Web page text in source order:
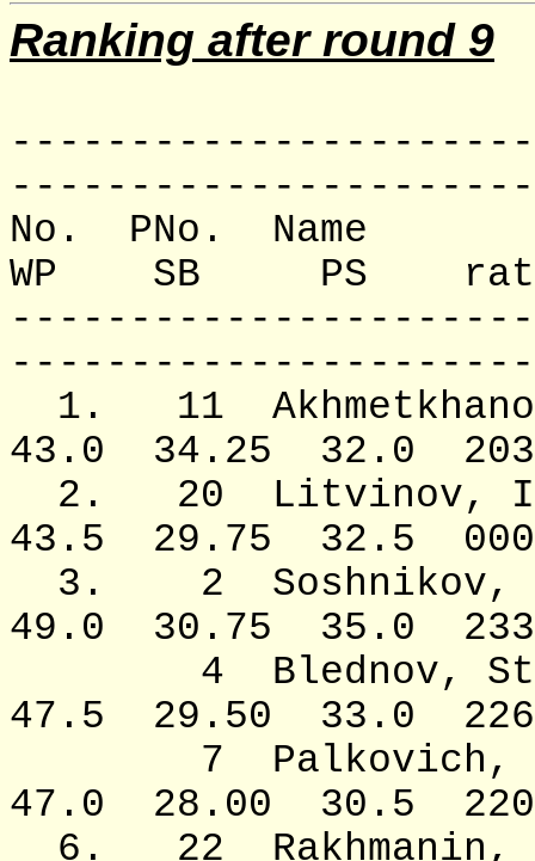
Ranking after round 9
No. PNo.
WP SB PS rat.
1. 11
43.0 34.25 32.0
2. 20
43.5 29.75 32.5
3. 2
49.0 30.75 35.0
4 Blednov,
47.5 29.50 33.0
7
47.0 28.00 30.5
6. 22